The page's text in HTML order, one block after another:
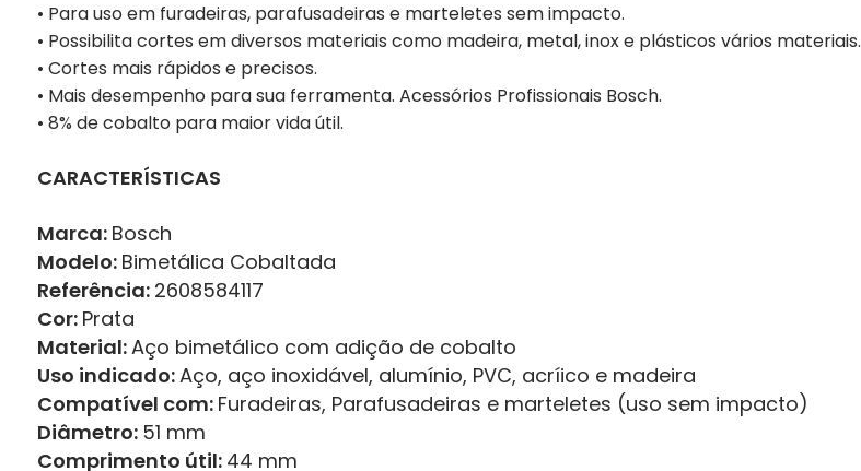
• Para uso em furadeiras, parafusadeiras e marteletes sem impacto.
• Possibilita cortes em diversos materiais como madeira, metal, inox e plásticos vários materiais.
• Cortes mais rápidos e precisos.
• Mais desempenho para sua ferramenta. Acessórios Profissionais Bosch.
• 8% de cobalto para maior vida útil.
CARACTERÍSTICAS
Marca: Bosch
Modelo: Bimetálica Cobaltada
Referência: 2608584117
Cor: Prata
Material:Aço bimetálico com adição de cobalto
Uso indicado:Aço, aço inoxidável, alumínio, PVC, acríico e madeira
Compatível com: Furadeiras, Parafusadeiras e marteletes (uso sem impacto)
Diâmetro: 51 mm
Comprimento útil: 44 mm